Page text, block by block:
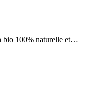
bio 100% naturelle et…